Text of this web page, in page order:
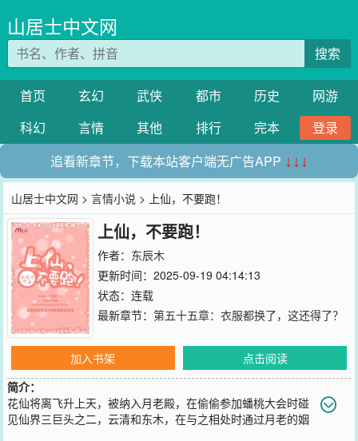
山居士中文网
搜索
首页 玄幻 武侠 都市 历史
网游
科幻
言情 其他 排行 完本
登录
追看新章节，下载本站客户端无广告APP ↓↓↓
山居士中文网 >言情小说 > 上仙，不要跑！
上仙，不要跑！
作者： 东辰木
更新时间：2025-09-19 04:14:13
状态：连载
最新章节： 第五十五章：衣服都换了，这还得了？
加入书架
点击阅读
简介：
花仙将离飞升上天，被纳入月老殿，在偷偷参加蟠桃大会时碰
见仙界三巨头之二，云清和东木，在与之相处时通过月老的姻